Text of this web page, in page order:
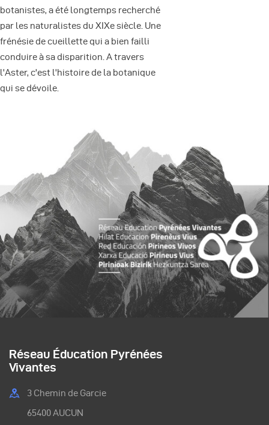
botanistes, a été longtemps recherché
par les naturalistes du XIXe siècle. Une
frénésie de cueillette qui a bien failli
conduire à sa disparition. A travers
l'Aster, c'est l'histoire de la botanique
qui se dévoile.
Réseau Éducation Pyrénées
Vivantes
3 Chemin de Garcie
65400 AUCUN